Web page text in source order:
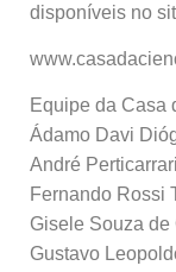
disponíveis no
Equipe da Casa
Ádamo Davi
André Perticarrari
Fernando Rossi
Gisele Souza de
Gustavo